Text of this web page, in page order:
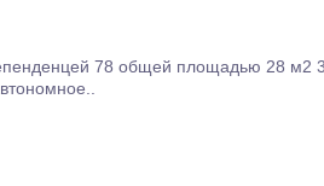
площадью 28 м2 3/5 со всеми удобствами, с
отопление автономное..